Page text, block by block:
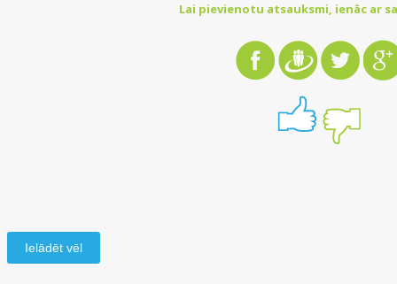
Lai pievienotu atsauksmi, ienāc ar
Ielādēt vēl